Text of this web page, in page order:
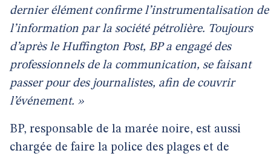
dernier élément confirme l’instrumentalisation de
l’information par la société pétrolière. Toujours
d’après le Huffington Post, BP a engagé des
professionnels de la communication, se faisant
passer pour des journalistes, afin de couvrir
l’événement. »
BP, responsable de la marée noire, est aussi
chargée de faire la police des plages et de